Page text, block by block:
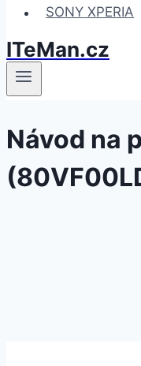
SONY XPERIA
ITeMan.cz
Návod na